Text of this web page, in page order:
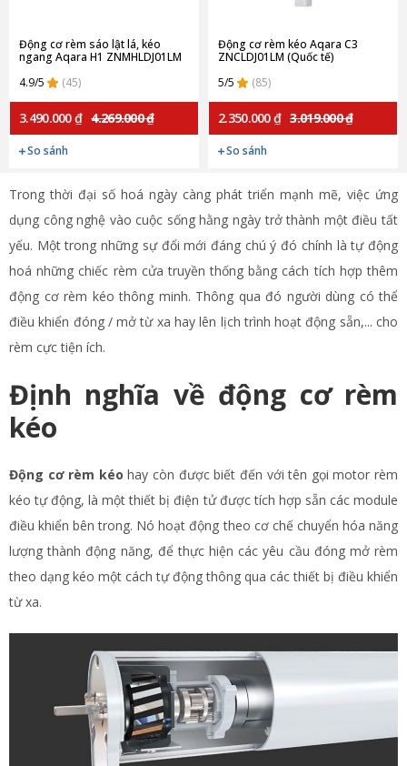
Động cơ rèm sáo lật lá, kéo
ngang Aqara H1 ZNMHLDJ01LM
4.9/5
(45)
3.490.000 ₫ 4.269.000 ₫
So sánh
Động cơ rèm kéo Aqara C3
ZNCLDJ01LM (Quốc tế)
5/5
(85)
2.350.000 ₫ 3.019.000 ₫
So sánh
Trong thời đại số hoá ngày càng phát triển mạnh mẽ, việc ứng
dụng công nghệ vào cuộc sống hằng ngày trở thành một điều tất
yếu. Một trong những sự đổi mới đáng chú ý đó chính là tự động
hoá những chiếc rèm cửa truyền thống bằng cách tích hợp thêm
động cơ rèm kéo thông minh. Thông qua đó người dùng có thể
điều khiển đóng / mở từ xa hay lên lịch trình hoạt động sẵn,... cho
rèm cực tiện ích.
Định nghĩa về động cơ rèm
kéo
Động cơ rèm kéo hay còn được biết đến với tên gọi motor rèm
kéo tự động, là một thiết bị điện tử được tích hợp sẵn các module
điều khiển bên trong. Nó hoạt động theo cơ chế chuyển hóa năng
lượng thành động năng, để thực hiện các yêu cầu đóng mở rèm
theo dạng kéo một cách tự động thông qua các thiết bị điều khiển
từ xa.